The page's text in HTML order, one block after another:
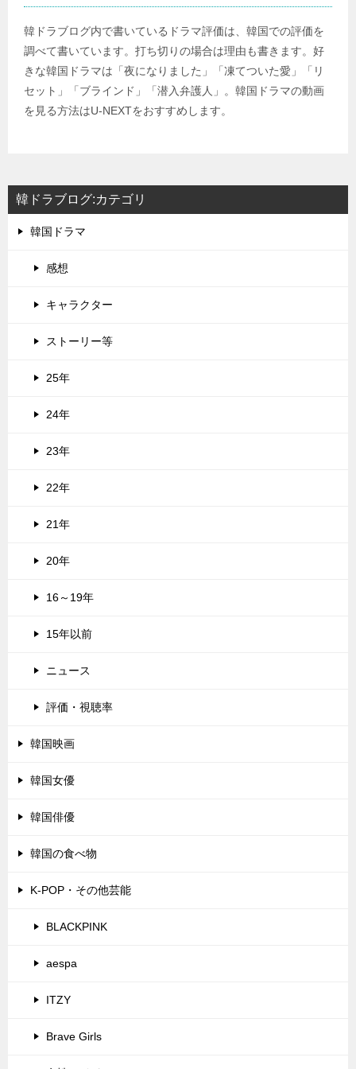
韓ドラブログ内で書いているドラマ評価は、韓国での評価を
調べて書いています。打ち切りの場合は理由も書きます。好
きな韓国ドラマは「夜になりました」「凍てついた愛」「リ
セット」「ブラインド」「潜入弁護人」。韓国ドラマの動画
を見る方法はU-NEXTをおすすめします。
韓ドラブログ:カテゴリ
韓国ドラマ
感想
キャラクター
ストーリー等
25年
24年
23年
22年
21年
20年
16～19年
15年以前
ニュース
評価・視聴率
韓国映画
韓国女優
韓国俳優
韓国の食べ物
K-POP・その他芸能
BLACKPINK
aespa
ITZY
Brave Girls